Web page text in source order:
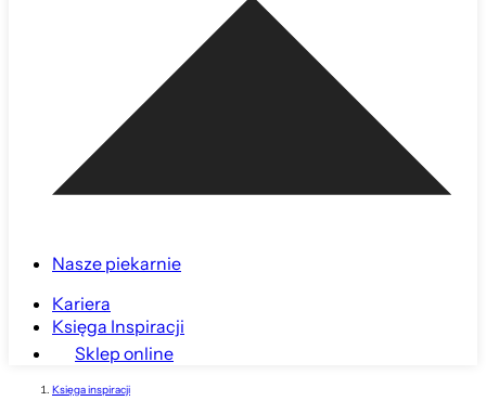
Nasze piekarnie
Kariera
Księga Inspiracji
Sklep online
Księga inspiracji